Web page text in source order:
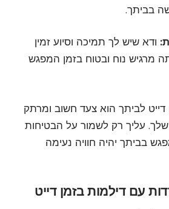
בביתך.
ודא שיש לך תמיכה וסיוע זמין
מרגיש נוח ובטוח בזמן המפגש
דייט לביתך הוא צעד חשוב ומרתק
עליך רק לשמור על הבטיחות
בביתך יהיה חוויה נעימה